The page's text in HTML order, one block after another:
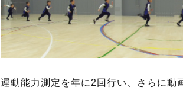
運動能力測定を年に2回行い、さらに動